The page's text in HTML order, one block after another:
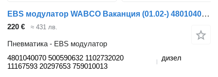
EBS модулатор WABCO Ваканция (01.02-) 4801040070 за автобус Solaris Urbino, Alpino, Vacanza (1999-)
220 € ≈ 431 лв.
Пневматика - EBS модулатор
4801040070 500590632 1102732020
11167593 20297653 759010013
дизел